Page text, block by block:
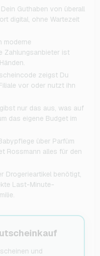
Guthaben von überall
digital, ohne Wartezeit
moderne
Zahlungsanbieter ist
zeigst Du
vor oder nutzt ihn
nur das aus, was auf
das eigene Budget im
über Parfüm
Rossmann alles für den
Drogerieartikel benötigt,
Last-Minute-
und